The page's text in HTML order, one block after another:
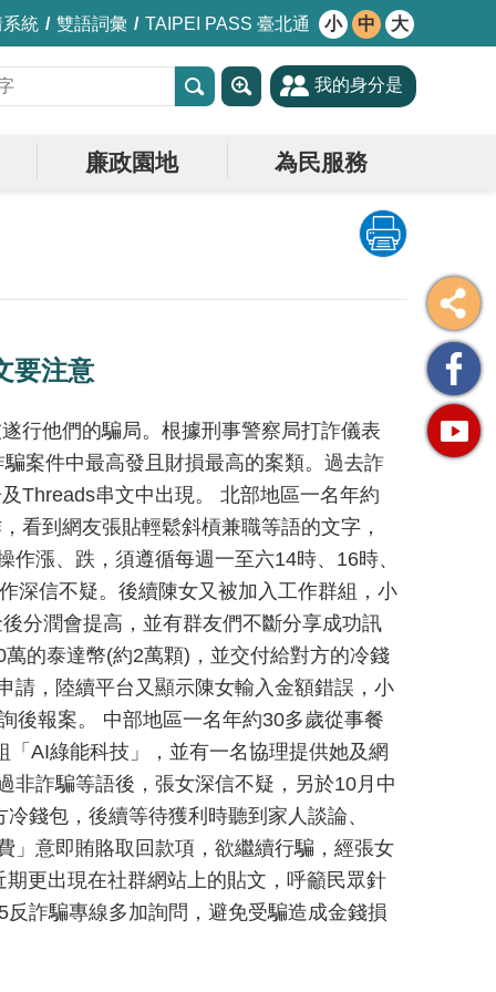
統 雙語詞彙 TAIPEI PASS 臺北通 小 中 大
我的身分是
廉政園地 為民服務
要注意
行他們的騙局。根據刑事警察局打詐儀表
案件中最高發且財損最高的案類。過去詐
Threads串文中出現。 北部地區一名年約
看到網友張貼輕鬆斜槓兼職等語的文字，
漲、跌，須遵循每週一至六14時、16時、
深信不疑。後續陳女又被加入工作群組，小
分潤會提高，並有群友們不斷分享成功訊
的泰達幣(約2萬顆)，並交付給對方的冷錢
請，陸續平台又顯示陳女輸入金額錯誤，小
後報案。 中部地區一名年約30多歲從事餐
AI綠能科技」，並有一名協理提供她及網
非詐騙等語後，張女深信不疑，另於10月中
錢包，後續等待獲利時聽到家人談論、
」意即賄賂取回款項，欲繼續行騙，經張女
更出現在社群網站上的貼文，呼籲民眾針
詐騙專線多加詢問，避免受騙造成金錢損